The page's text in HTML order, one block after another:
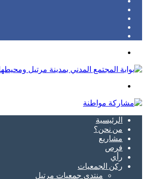
الرئيسية
من نحن؟
مشاريع
فرص
رأي
ركن الجمعيات
منتدى جمعيات مرتيل